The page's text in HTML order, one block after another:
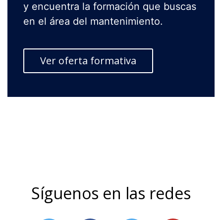
y encuentra la formación que buscas
en el área del mantenimiento.
Ver oferta formativa
Síguenos en las redes